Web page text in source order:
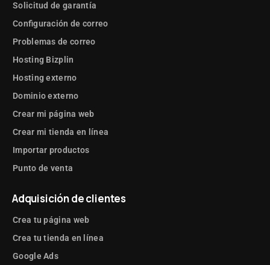
Solicitud de garantía
Configuración de correo
Problemas de correo
Hosting Bizplin
Hosting externo
Dominio externo
Crear mi página web
Crear mi tienda en línea
Importar productos
Punto de venta
Adquisición de clientes
Crea tu página web
Crea tu tienda en línea
Google Ads